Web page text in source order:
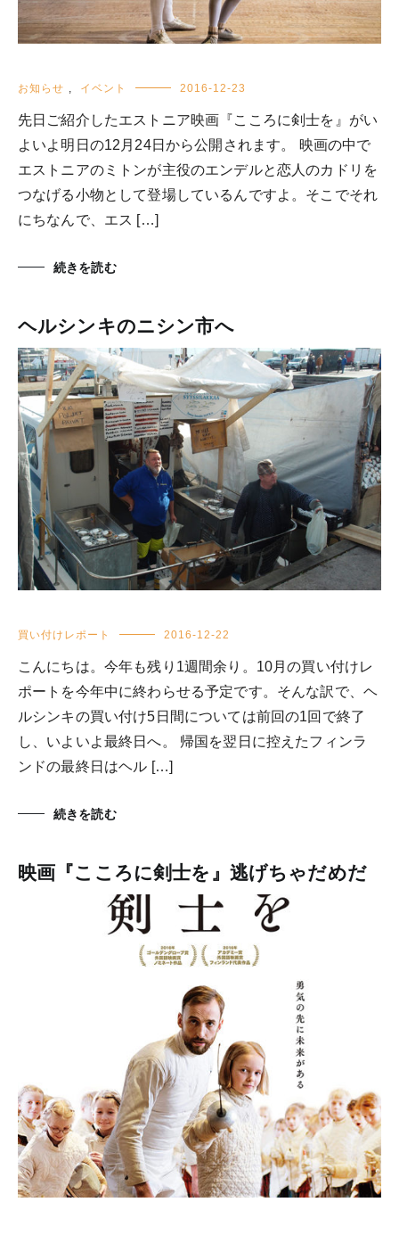
お知らせ , イベント 2016-12-23
先日ご紹介したエストニア映画『こころに剣士を』がい
よいよ明日の12月24日から公開されます。 映画の中で
エストニアのミトンが主役のエンデルと恋人のカドリを
つなげる小物として登場しているんですよ。そこでそれ
にちなんで、エス […]
続きを読む
ヘルシンキのニシン市へ
買い付けレポート 2016-12-22
こんにちは。今年も残り1週間余り。10月の買い付けレ
ポートを今年中に終わらせる予定です。そんな訳で、ヘ
ルシンキの買い付け5日間については前回の1回で終了
し、いよいよ最終日へ。 帰国を翌日に控えたフィンラ
ンドの最終日はヘル […]
続きを読む
映画『こころに剣士を』逃げちゃだめだ